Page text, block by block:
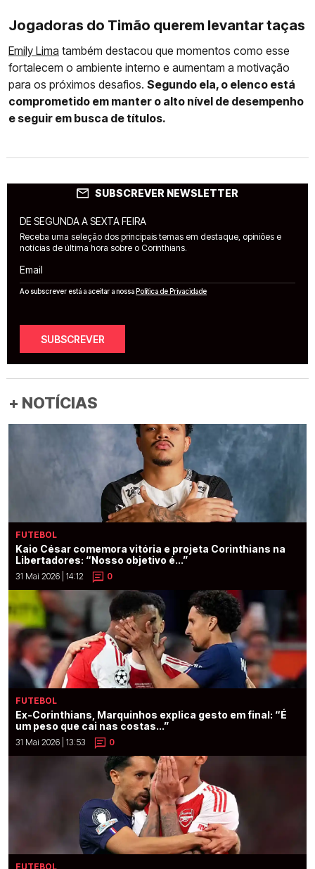
Jogadoras do Timão querem levantar taças
Emily Lima também destacou que momentos como esse
fortalecem o ambiente interno e aumentam a motivação
para os próximos desafios. Segundo ela, o elenco está
comprometido em manter o alto nível de desempenho
e seguir em busca de títulos.
SUBSCREVER NEWSLETTER
DE SEGUNDA A SEXTA FEIRA
Receba uma seleção dos principais temas em destaque, opiniões e
notícias de última hora sobre o Corinthians.
Email
Ao subscrever está a aceitar a nossaPolítica de Privacidade
SUBSCREVER
+ NOTÍCIAS
FUTEBOL
Kaio César comemora vitória e projeta Corinthians na
Libertadores: “Nosso objetivo é...”
31 Mai 2026 | 14:12 0
FUTEBOL
Ex-Corinthians, Marquinhos explica gesto em final: “É
um peso que cai nas costas...”
31 Mai 2026 | 13:53 0
FUTEBOL